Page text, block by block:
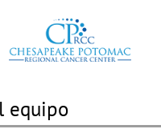
equipo